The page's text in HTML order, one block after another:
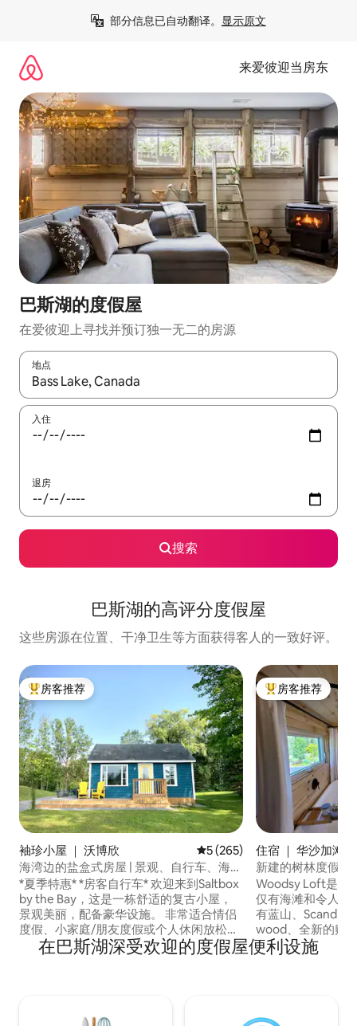
部分信息已自动翻译。 显示原文
来爱彼迎当房东
巴斯湖的度假屋
在爱彼迎上寻找并预订独一无二的房源
地点
如有搜索结果，请使用上下方向键查看，或通过点击或滑动手势
入住
退房
搜索
巴斯湖的高评分度假屋
这些房源在位置、干净卫生等方面获得客人的一致好评。
热门「房客推荐」
房客推荐
袖珍小屋 ｜ 沃博欣 平均评分 5 分（满分 5 分），
5 (265)
海湾边的盐盒式房屋 | 景观、自行车、海滩
和Vetta
*夏季特惠* *房客自行车* 欢迎来到Saltbox
by the Bay，这是一栋舒适的复古小屋，
景观美丽，配备豪华设施。 非常适合情侣
度假、小家庭/朋友度假或个人休闲放松。
放松身心，享受慢生活，烹饪你最喜爱的
美食，玩棋盘游戏，听专辑，同时欣赏湖
Vetta水疗中心尽情享受，探索乔治亚湾周
热门「房客推荐」
房客推荐
住宿 ｜ 华沙加滩
新建的树林度假屋
Woodsy Loft是一
仅有海滩和令人惊
有蓝山、
wood、全新的赌
吧、餐厅、海滩和其
验也很棒。 配备
越，让您尽情享受
在巴斯湖深受欢迎的度假屋便利设施